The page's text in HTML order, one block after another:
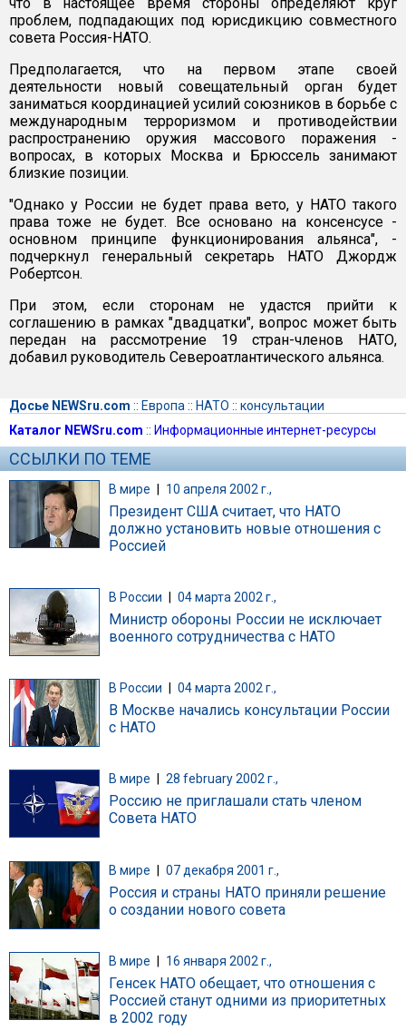
проблем, подпадающих под юрисдикцию совместного
совета Россия-НАТО.
Предполагается, что на первом этапе своей
деятельности новый совещательный орган будет
заниматься координацией усилий союзников в борьбе с
международным терроризмом и противодействии
распространению оружия массового поражения -
вопросах, в которых Москва и Брюссель занимают
близкие позиции.
"Однако у России не будет права вето, у НАТО такого
права тоже не будет. Все основано на консенсусе -
основном принципе функционирования альянса", -
подчеркнул генеральный секретарь НАТО Джордж
Робертсон.
При этом, если сторонам не удастся прийти к
соглашению в рамках "двадцатки", вопрос может быть
передан на рассмотрение 19 стран-членов НАТО,
добавил руководитель Североатлантического альянса.
Досье NEWSru.com :: Европа :: НАТО :: консультации
Каталог NEWSru.com :: Информационные интернет-ресурсы
ССЫЛКИ ПО ТЕМЕ
В мире | 10 апреля 2002 г.,
Президент США считает, что НАТО
должно установить новые отношения с
Россией
В России 04 марта 2002 г.,
Министр обороны России не исключает
военного сотрудничества с НАТО
В России 04 марта 2002 г.,
В Москве начались консультации России
с НАТО
В мире 28 february 2002 г.,
Россию не приглашали стать членом
Совета НАТО
В мире | 07 декабря 2001 г.,
Россия и страны НАТО приняли решение
о создании нового совета
В мире 16 января 2002 г.,
Генсек НАТО обещает, что отношения с
Россией станут одними из приоритетных
в 2002 году